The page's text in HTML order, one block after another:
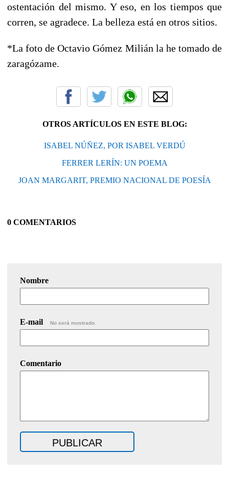
ostentación del mismo. Y eso, en los tiempos que
corren, se agradece. La belleza está en otros sitios.
*La foto de Octavio Gómez Milián la he tomado de
zaragózame.
OTROS ARTÍCULOS EN ESTE BLOG:
ISABEL NÚÑEZ, POR ISABEL VERDÚ
FERRER LERÍN: UN POEMA
JOAN MARGARIT, PREMIO NACIONAL DE POESÍA
0 COMENTARIOS
Nombre
E-mail No será mostrado.
Comentario